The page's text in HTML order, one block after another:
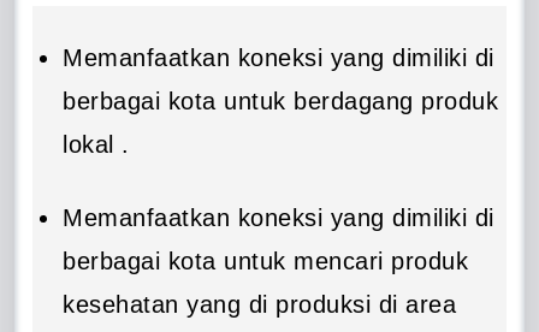
Memanfaatkan koneksi yang dimiliki di
berbagai kota untuk berdagang produk
lokal .
Memanfaatkan koneksi yang dimiliki di
berbagai kota untuk mencari produk
kesehatan yang di produksi di area